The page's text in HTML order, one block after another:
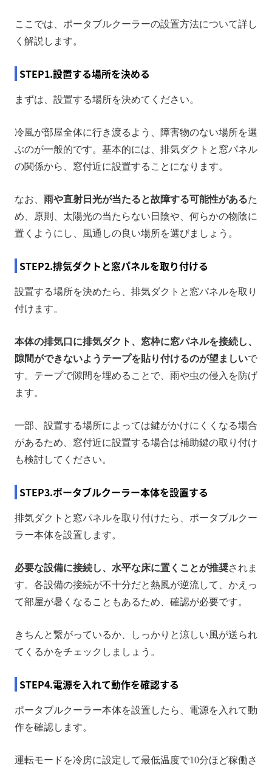
ここでは、ポータブルクーラーの設置方法について詳し
く解説します。
STEP1.設置する場所を決める
まずは、設置する場所を決めてください。
冷風が部屋全体に行き渡るよう、障害物のない場所を選
ぶのが一般的です。基本的には、排気ダクトと窓パネル
の関係から、窓付近に設置することになります。
なお、 雨や直射日光が当たると故障する可能性があるた
め、原則、太陽光の当たらない日陰や、何らかの物陰に
置くようにし、風通しの良い場所を選びましょう。
STEP2.排気ダクトと窓パネルを取り付ける
設置する場所を決めたら、排気ダクトと窓パネルを取り
付けます。
本体の排気口に排気ダクト、窓枠に窓パネルを接続し、
隙間ができないようテープを貼り付けるのが望ましいで
す。テープで隙間を埋めることで、雨や虫の侵入を防げ
ます。
一部、設置する場所によっては鍵がかけにくくなる場合
があるため、窓付近に設置する場合は補助鍵の取り付け
も検討してください。
STEP3.ポータブルクーラー本体を設置する
排気ダクトと窓パネルを取り付けたら、ポータブルクー
ラー本体を設置します。
必要な設備に接続し、水平な床に置くことが推奨されま
す。各設備の接続が不十分だと熱風が逆流して、かえっ
て部屋が暑くなることもあるため、確認が必要です。
きちんと繋がっているか、しっかりと涼しい風が送られ
てくるかをチェックしましょう。
STEP4.電源を入れて動作を確認する
ポータブルクーラー本体を設置したら、電源を入れて動
作を確認します。
運転モードを冷房に設定して最低温度で10分ほど稼働さ